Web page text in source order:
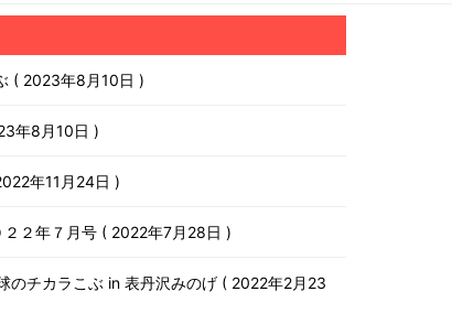
2023年8月10日
年8月10日
年11月24日
２２年７月号 2022年7月28日
のチカラこぶ in 表丹沢みのげ
2022年2月23